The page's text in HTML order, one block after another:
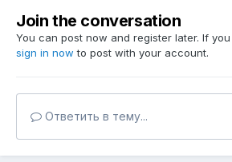
Join the conversation
You can post now and register later. If
sign in now to post with your account.
Ответить в тему...